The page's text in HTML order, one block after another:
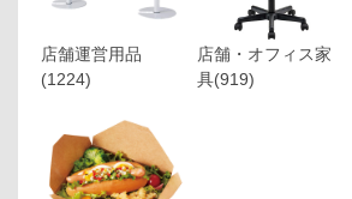
店舗運営用品
(1224)
店舗・オフィス家
具(919)